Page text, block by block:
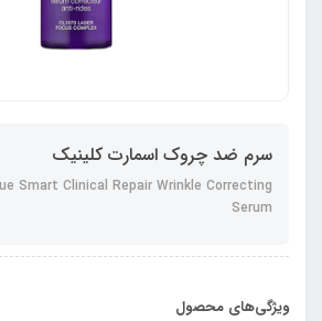
سرم ضد چروک اسمارت کلینیک
Smart Clinical Repair Wrinkle Correcting
Serum
ویژگی‌های محصول